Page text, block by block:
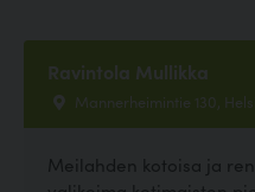
Ravintola Mullikka
Mannerheimintie 130,
Meilahden kotoisa ja